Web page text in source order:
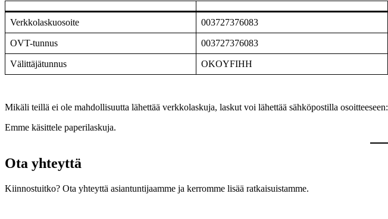
Verkkolaskuosoite 003727376083
OVT-tunnus 003727376083
Välittäjätunnus OKOYFIHH
Mikäli teillä ei ole mahdollisuutta lähettää verkkolaskuja, laskut voi lähettää sähköpostilla osoitteeseen:
Emme käsittele paperilaskuja.
Ota yhteyttä
Kiinnostuitko? Ota yhteyttä asiantuntijaamme ja kerromme lisää ratkaisuistamme.